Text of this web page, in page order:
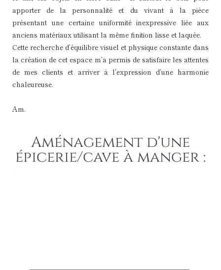
apporter de la personnalité et du vivant à la pièce
présentant une certaine uniformité inexpressive liée aux
anciens matériaux utilisant la même finition lisse et laquée.
Cette recherche d’équilibre visuel et physique constante dans
la création de cet espace m’a permis de satisfaire les attentes
de mes clients et arriver à l’expression d’une harmonie
chaleureuse.
Am.
Aménagement d'une
épicerie/cave à manger :